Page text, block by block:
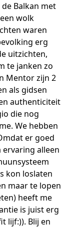
Balkan met
wolk
waren
erg
uitzichten,
te janken zo
Mentor zijn 2
als gidsen
authenticiteit
die nog
We hebben
er goed
alleen
kon loslaten
maar te lopen
heeft me
is juist erg
lijf:)). Blij en